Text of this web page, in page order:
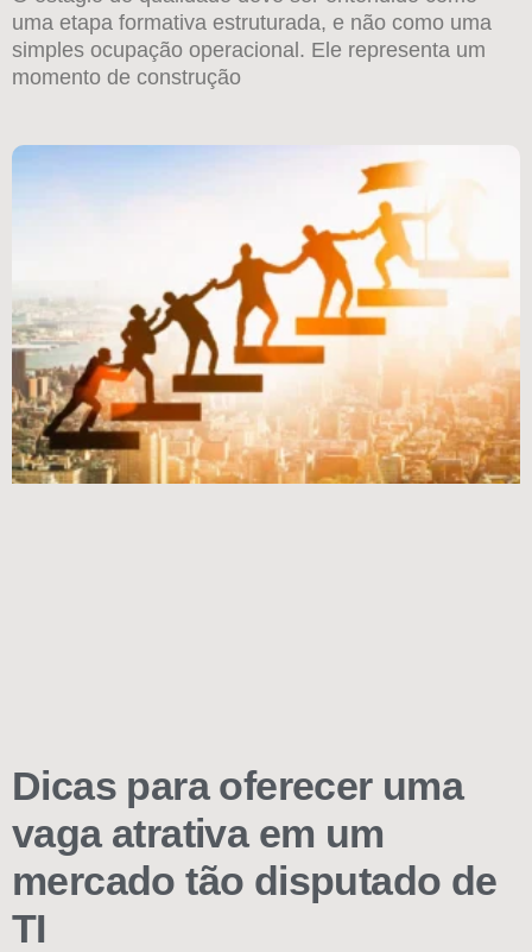
uma etapa formativa estruturada, e não como uma
simples ocupação operacional. Ele representa um
momento de construção
Dicas para oferecer uma
vaga atrativa em um
mercado tão disputado de
TI